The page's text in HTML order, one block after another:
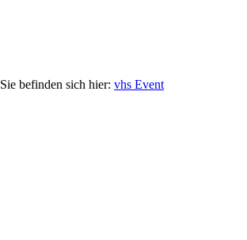
vhs Event